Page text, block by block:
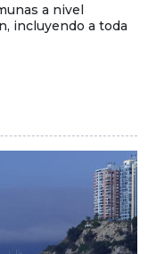
a nivel
incluyendo a toda